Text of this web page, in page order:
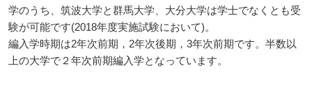
学のうち、筑波大学と群馬大学、大分大学は学士でなくとも受
験が可能です(2018年度実施試験において)。
編入学時期は2年次前期，2年次後期，3年次前期です。半数以
上の大学で２年次前期編入学となっています。